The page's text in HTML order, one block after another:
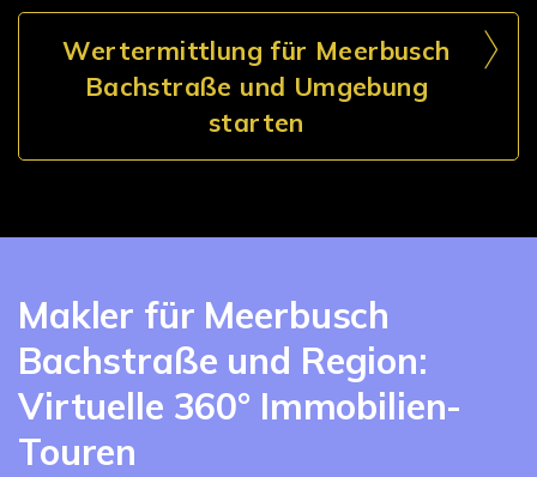
Wertermittlung für Meerbusch
Bachstraße und Umgebung
starten
Makler für Meerbusch
Bachstraße und Region:
Virtuelle 360° Immobilien-
Touren